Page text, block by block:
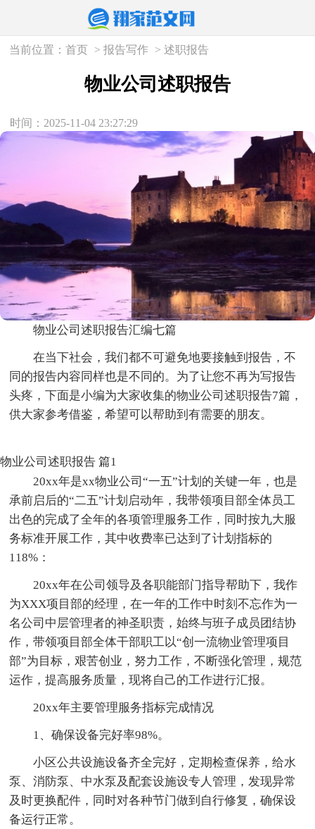
当前位置：首页 >报告写作 >述职报告
物业公司述职报告
时间：2025-11-04 23:27:29
物业公司述职报告汇编七篇
在当下社会，我们都不可避免地要接触到报告，不
同的报告内容同样也是不同的。为了让您不再为写报告
头疼，下面是小编为大家收集的物业公司述职报告7篇，
供大家参考借鉴，希望可以帮助到有需要的朋友。
物业公司述职报告 篇1
20xx年是xx物业公司“一五”计划的关键一年，也是
承前启后的“二五”计划启动年，我带领项目部全体员工
出色的完成了全年的各项管理服务工作，同时按九大服
务标准开展工作，其中收费率已达到了计划指标的
118%：
20xx年在公司领导及各职能部门指导帮助下，我作
为XXX项目部的经理，在一年的工作中时刻不忘作为一
名公司中层管理者的神圣职责，始终与班子成员团结协
作，带领项目部全体干部职工以“创一流物业管理项目
部”为目标，艰苦创业，努力工作，不断强化管理，规范
运作，提高服务质量，现将自己的工作进行汇报。
20xx年主要管理服务指标完成情况
1、确保设备完好率98%。
小区公共设施设备齐全完好，定期检查保养，给水
泵、消防泵、中水泵及配套设施设专人管理，发现异常
及时更换配件，同时对各种节门做到自行修复，确保设
备运行正常。